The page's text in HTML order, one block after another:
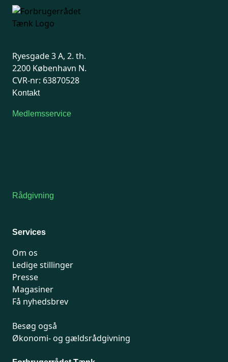
Ryesgade 3 A, 2. th.
2200 København N.
CVR-nr: 63870528
Kontakt
Medlemsservice
Rådgivning
Services
Om os
Ledige stillinger
Presse
Magasiner
Få nyhedsbrev
Besøg også
Økonomi- og gældsrådgivning